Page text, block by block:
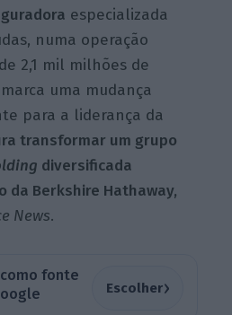
especializada
numa operação
2,1 mil milhões de
uma mudança
para a liderança da
transformar um grupo
diversificada
da Berkshire Hathaway,
News.
como fonte
Escolher›